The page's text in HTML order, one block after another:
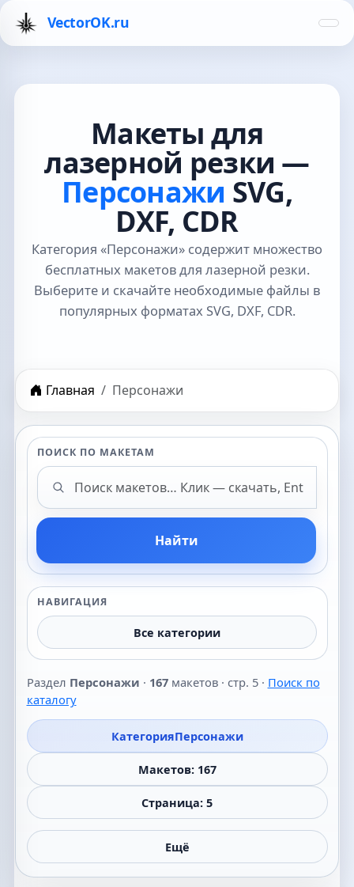
VectorOK.ru
Макеты для
лазерной резки —
Персонажи SVG,
DXF, CDR
Категория «Персонажи» содержит множество
бесплатных макетов для лазерной резки.
Выберите и скачайте необходимые файлы в
популярных форматах SVG, DXF, CDR.
Главная Персонажи
ПОИСК ПО МАКЕТАМ
Поиск макетов
Найти
НАВИГАЦИЯ
Все категории
Раздел Персонажи · 167макетов · стр. 5 · Поиск по
каталогу
КатегорияПерсонажи
Макетов: 167
Страница: 5
Ещё